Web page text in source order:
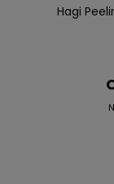
Hagi